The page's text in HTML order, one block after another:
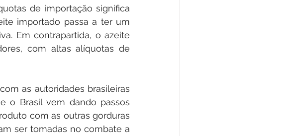
de importação significa
importado passa a ter um
Em contrapartida, o azeite
com altas alíquotas de
as autoridades brasileiras
o Brasil vem dando passos
com as outras gorduras
ser tomadas no combate a